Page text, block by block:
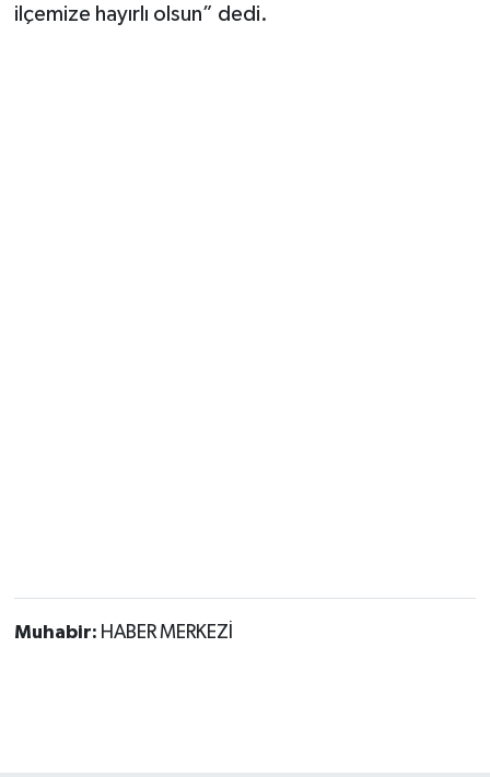
ilçemize hayırlı olsun” dedi.
Muhabir: HABER MERKEZİ